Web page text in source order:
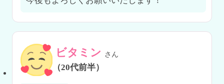
ビタミン さん
（20代前半）